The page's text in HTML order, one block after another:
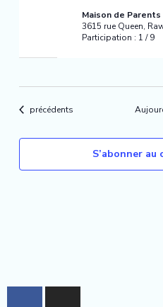
Maison de
3615 rue Queen,
Participation : 1 / 9
Évènements
précédents
S’abonner au
F I